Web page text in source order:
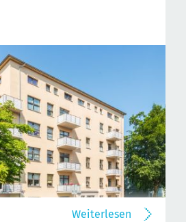
Weiterlesen